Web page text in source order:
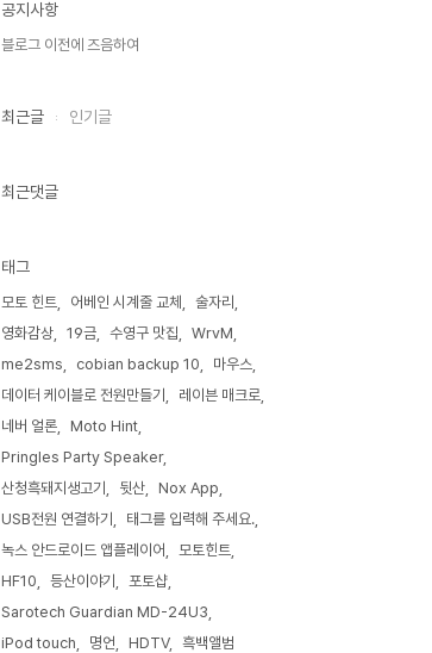
공지사항
블로그 이전에 즈음하여
최근글 인기글
최근댓글
태그
모토 힌트 어베인 시계줄 교체
술자리
영화감상
19금 수영구 맛집
WrvM
me2sms
cobian backup 10
마우스
데이터 케이블로 전원만들기
레이븐 매크로
네버 얼론
Moto Hint
Pringles Party Speaker
산청흑돼지생고기
뒷산
Nox App
USB전원 연결하기
태그를 입력해 주세요.
녹스 안드로이드 앱플레이어
모토힌트
HF10
등산이야기
포토샵
Sarotech Guardian MD-24U3
iPod touch
명언 HDTV 흑백앨범